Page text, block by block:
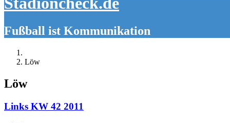
Fußball ist Kommunikation
Löw
Löw
Links KW 42 2011